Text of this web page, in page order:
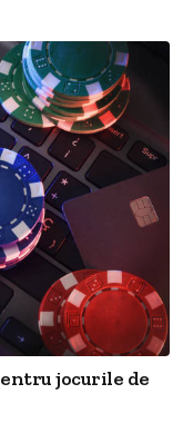
jocurile de